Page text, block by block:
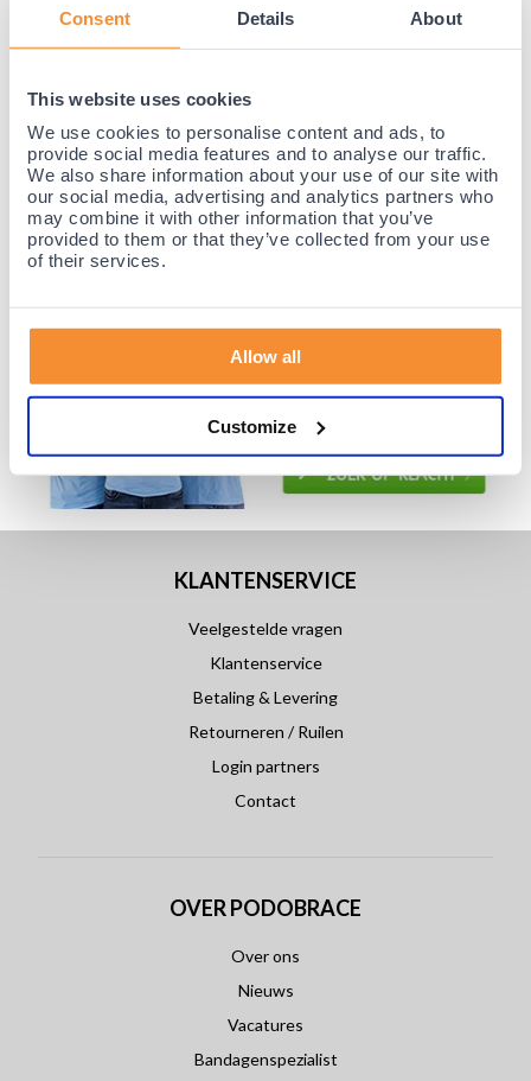
Consent Details About
This website uses cookies
We use cookies to personalise content and ads, to
provide social media features and to analyse our traffic.
We also share information about your use of our site with
our social media, advertising and analytics partners who
may combine it with other information that you’ve
provided to them or that they’ve collected from your use
of their services.
Allow all
Customize
35 jaar medische ervaring!
Voor 23:00 besteld, morgen thuis!
Gratis retourneren en 14 dagen uitproberen!
Achteraf betalen mogelijk! Nergens goedkoper!
KLANTENSERVICE
Veelgestelde vragen
Klantenservice
Betaling & Levering
Retourneren / Ruilen
Login partners
Contact
OVER PODOBRACE
Over ons
Nieuws
Vacatures
Bandagenspezialist